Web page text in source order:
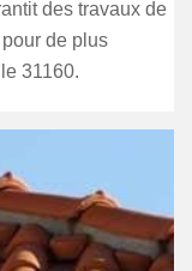
des travaux de
de plus
31160.